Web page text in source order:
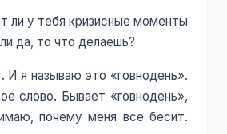
ли у тебя кризисные моменты
да, то что делаешь?
И я называю это «говнодень».
слово. Бывает «говнодень»,
почему меня все бесит.